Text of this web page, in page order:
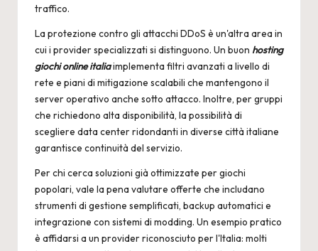
traffico.
La protezione contro gli attacchi DDoS è un'altra area in
cui i provider specializzati si distinguono. Un buon hosting
giochi online italiaimplementa filtri avanzati a livello di
rete e piani di mitigazione scalabili che mantengono il
server operativo anche sotto attacco. Inoltre, per gruppi
che richiedono alta disponibilità, la possibilità di
scegliere data center ridondanti in diverse città italiane
garantisce continuità del servizio.
Per chi cerca soluzioni già ottimizzate per giochi
popolari, vale la pena valutare offerte che includano
strumenti di gestione semplificati, backup automatici e
integrazione con sistemi di modding. Un esempio pratico
è affidarsi a un provider riconosciuto per l'Italia: molti